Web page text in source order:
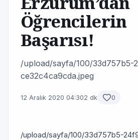
Öğrencilerin
Başarısı!
/upload/sayfa/100/33d757b5-
ce32c4ca9cda.jpeg
12 Aralık 2020 04:302 dk 0
/upload/sayfa/100/33d757b5-